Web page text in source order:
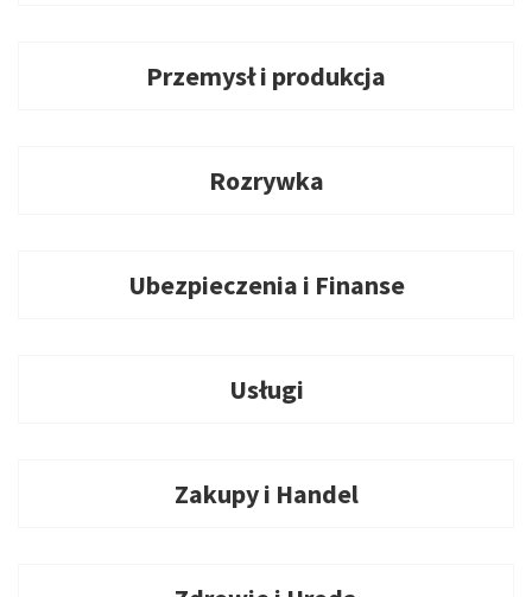
Przemysł i produkcja
Rozrywka
Ubezpieczenia i Finanse
Usługi
Zakupy i Handel